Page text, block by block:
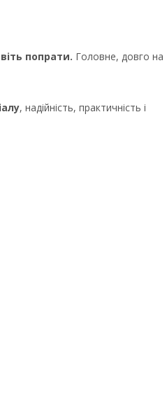
попрати. Головне, довго на
, надійність, практичність і